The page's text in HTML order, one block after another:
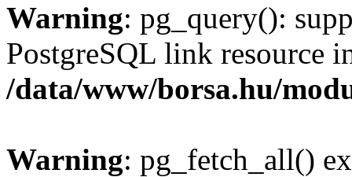
Warning: pg_query():
PostgreSQL link resource
/data/www/borsa.hu/
Warning: pg_fetch_all()